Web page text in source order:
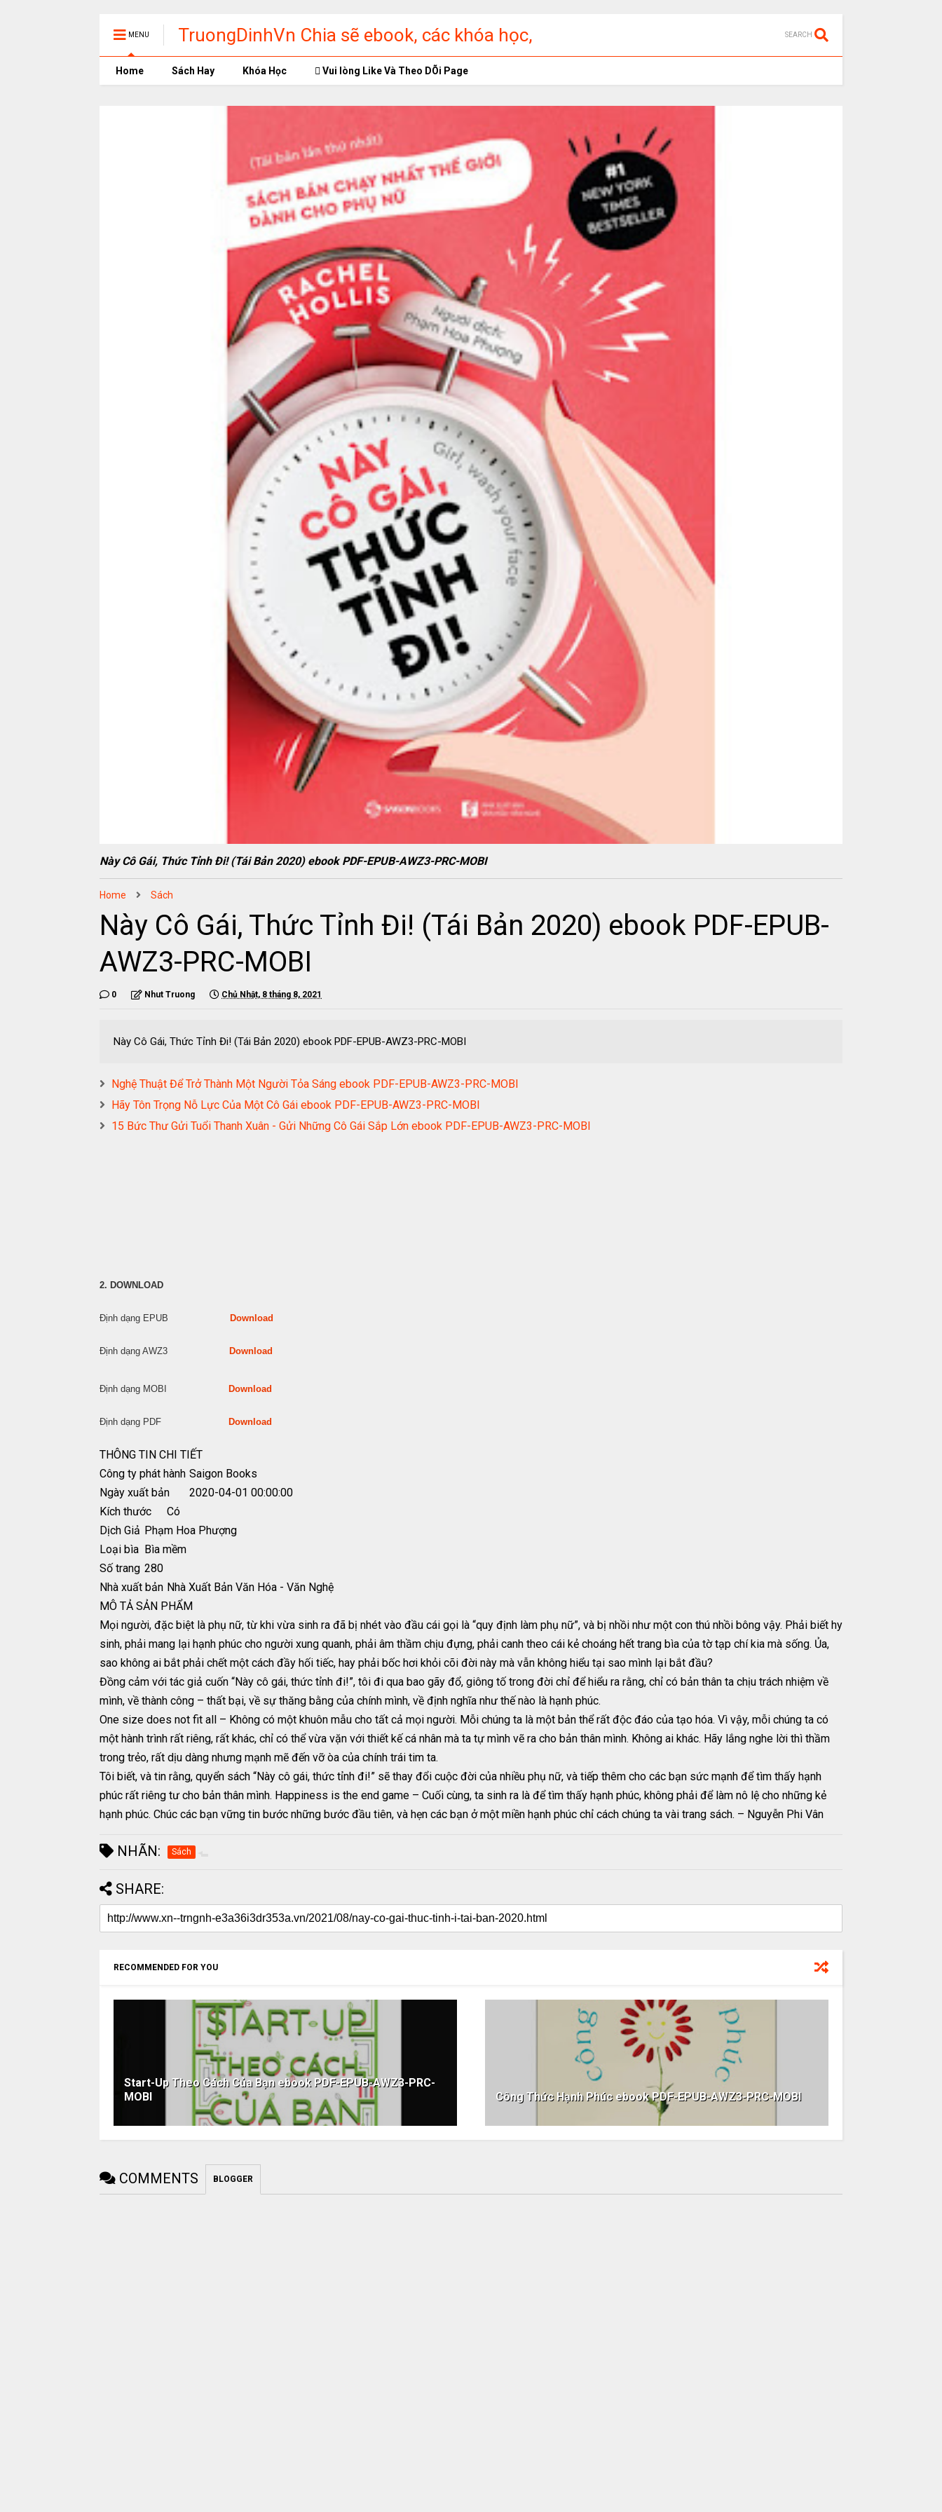
MENU
TruongDinhVn Chia sẽ ebook, các khóa học,
phần mềm học tập miễn phí
SEARCH
Home Sách Hay Khóa Học Vui lòng Like Và Theo DÕi Page
Này Cô Gái, Thức Tỉnh Đi! (Tái Bản 2020) ebook PDF-EPUB-AWZ3-PRC-MOBI
Home Sách
Này Cô Gái, Thức Tỉnh Đi! (Tái Bản 2020) ebook PDF-EPUB-
AWZ3-PRC-MOBI
0 Nhut Truong Chủ Nhật, 8 tháng 8, 2021
Này Cô Gái, Thức Tỉnh Đi! (Tái Bản 2020) ebook PDF-EPUB-AWZ3-PRC-MOBI
Nghệ Thuật Để Trở Thành Một Người Tỏa Sáng ebook PDF-EPUB-AWZ3-PRC-MOBI
Hãy Tôn Trọng Nỗ Lực Của Một Cô Gái ebook PDF-EPUB-AWZ3-PRC-MOBI
15 Bức Thư Gửi Tuổi Thanh Xuân - Gửi Những Cô Gái Sắp Lớn ebook PDF-EPUB-AWZ3-PRC-MOBI
2. DOWNLOAD
Định dạng EPUB Download
Định dạng AWZ3 Download
Định dạng MOBI Download
Định dạng PDF Download
THÔNG TIN CHI TIẾT
Công ty phát hành Saigon Books
Ngày xuất bản
2020-04-01 00:00:00
Kích thước
Có
Dịch Giả Phạm Hoa Phượng
Loại bìa Bìa mềm
Số trang 280
Nhà xuất bản Nhà Xuất Bản Văn Hóa - Văn Nghệ
MÔ TẢ SẢN PHẨM
Mọi người, đặc biệt là phụ nữ, từ khi vừa sinh ra đã bị nhét vào đầu cái gọi là “quy định làm phụ nữ”, và bị nhồi như một con thú nhồi bông vậy. Phải biết hy
sinh, phải mang lại hạnh phúc cho người xung quanh, phải âm thầm chịu đựng, phải canh theo cái kẻ choáng hết trang bìa của tờ tạp chí kia mà sống. Ủa,
sao không ai bắt phải chết một cách đầy hối tiếc, hay phải bốc hơi khỏi cõi đời này mà vẫn không hiểu tại sao mình lại bắt đầu?
Đồng cảm với tác giả cuốn “Này cô gái, thức tỉnh đi!”, tôi đi qua bao gãy đổ, giông tố trong đời chỉ để hiểu ra rằng, chỉ có bản thân ta chịu trách nhiệm về
mình, về thành công – thất bại, về sự thăng bằng của chính mình, về định nghĩa như thế nào là hạnh phúc.
One size does not fit all – Không có một khuôn mẫu cho tất cả mọi người. Mỗi chúng ta là một bản thể rất độc đáo của tạo hóa. Vì vậy, mỗi chúng ta có
một hành trình rất riêng, rất khác, chỉ có thể vừa vặn với thiết kế cá nhân mà ta tự mình vẽ ra cho bản thân mình. Không ai khác. Hãy lắng nghe lời thì thầm
trong trẻo, rất dịu dàng nhưng mạnh mẽ đến vỡ òa của chính trái tim ta.
Tôi biết, và tin rằng, quyển sách “Này cô gái, thức tỉnh đi!” sẽ thay đổi cuộc đời của nhiều phụ nữ, và tiếp thêm cho các bạn sức mạnh để tìm thấy hạnh
phúc rất riêng tư cho bản thân mình. Happiness is the end game – Cuối cùng, ta sinh ra là để tìm thấy hạnh phúc, không phải để làm nô lệ cho những kẻ
hạnh phúc. Chúc các bạn vững tin bước những bước đầu tiên, và hẹn các bạn ở một miền hạnh phúc chỉ cách chúng ta vài trang sách. – Nguyễn Phi Vân
NHÃN: Sách
SHARE:
RECOMMENDED FOR YOU
Start-Up Theo Cách Của Bạn ebook PDF-EPUB-AWZ3-PRC-
MOBI
Công Thức Hạnh Phúc ebook PDF-EPUB-AWZ3-PRC-MOBI
COMMENTS BLOGGER